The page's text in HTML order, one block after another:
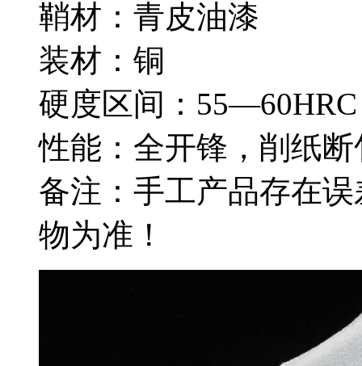
鞘材：青皮油漆
装材：铜
硬度区间：55—60HRC
性能：全开锋，削纸
备注：手工产品存在
物为准！